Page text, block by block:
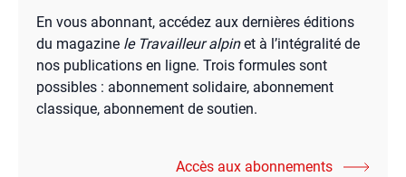
En vous abonnant, accédez aux dernières éditions
du magazine le Travailleur alpinet à l’intégralité de
nos publications en ligne. Trois formules sont
possibles : abonnement solidaire, abonnement
classique, abonnement de soutien.
Accès aux abonnements